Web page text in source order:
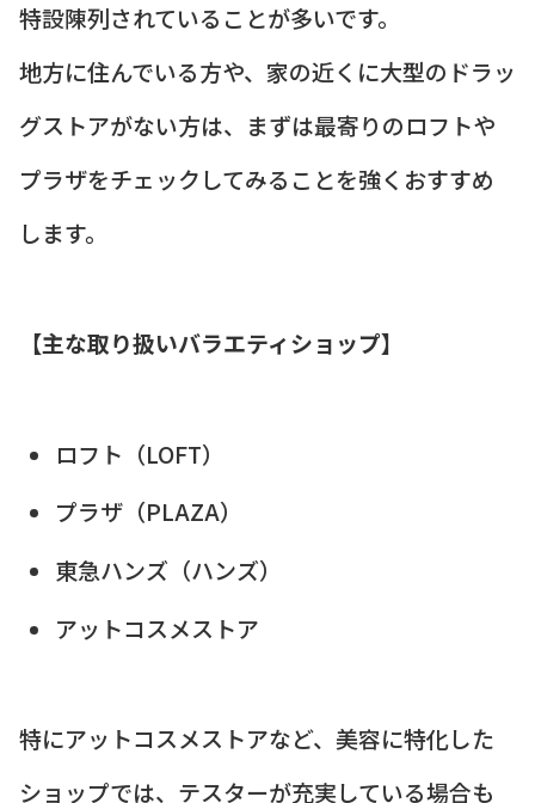
特設陳列されていることが多いです。
地方に住んでいる方や、家の近くに大型のドラッ
グストアがない方は、まずは最寄りのロフトや
プラザをチェックしてみることを強くおすすめ
します。
【主な取り扱いバラエティショップ】
ロフト（LOFT）
プラザ（PLAZA）
東急ハンズ（ハンズ）
アットコスメストア
特にアットコスメストアなど、美容に特化した
ショップでは、テスターが充実している場合も